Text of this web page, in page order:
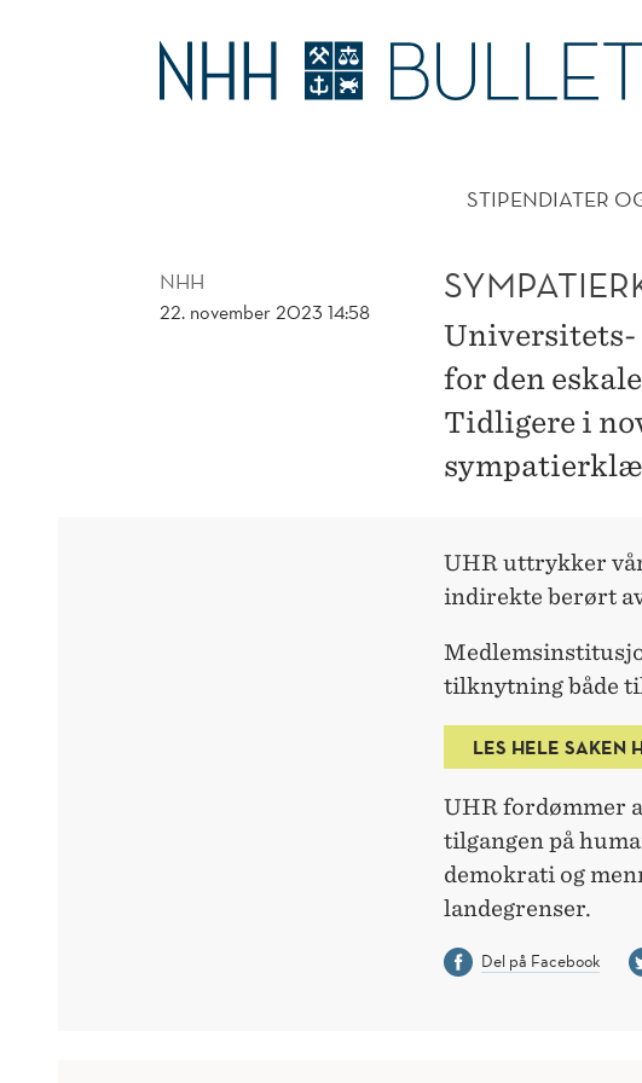
SYMPATIERKLÆRING
STIPENDIATER
NHH
22. november 2023 14:58
Universitets-
for den
Tidligere i
UHR uttrykker
indirekte berørt
tilknytning både
LES HELE SAKEN
UHR fordømmer
tilgangen på
demokrati og
landegrenser.
Del på Facebook